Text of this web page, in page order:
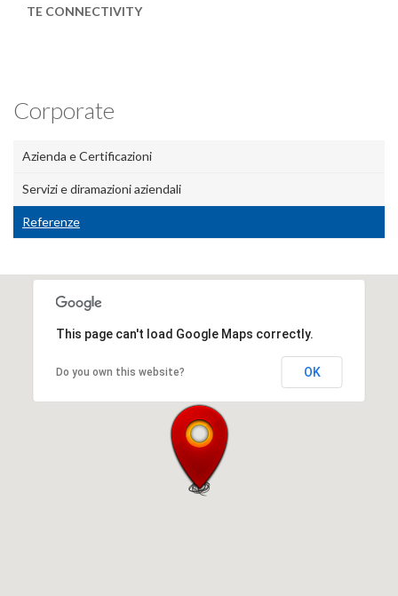
TE CONNECTIVITY
Corporate
Azienda e Certificazioni
Servizi e diramazioni aziendali
Referenze
This page can't load Google Maps correctly.
Do you own this website? OK